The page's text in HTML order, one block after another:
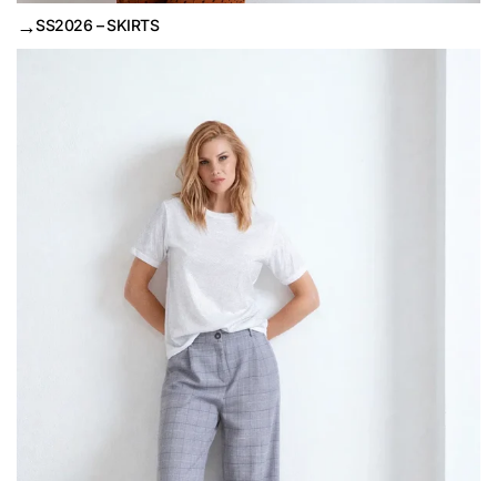
→SS2026 – SKIRTS